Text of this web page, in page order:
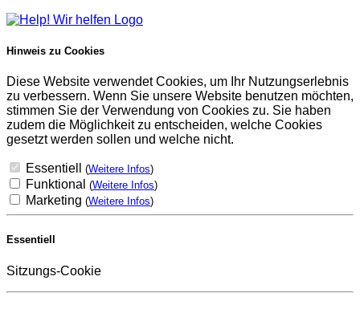
Hinweis zu Cookies
Diese Website verwendet Cookies, um Ihr Nutzungserlebnis
zu verbessern. Wenn Sie unsere Website benutzen möchten,
stimmen Sie der Verwendung von Cookies zu. Sie haben
zudem die Möglichkeit zu entscheiden, welche Cookies
gesetzt werden sollen und welche nicht.
Essentiell (Weitere Infos)
Funktional (Weitere Infos)
Marketing (Weitere Infos)
Essentiell
Sitzungs-Cookie